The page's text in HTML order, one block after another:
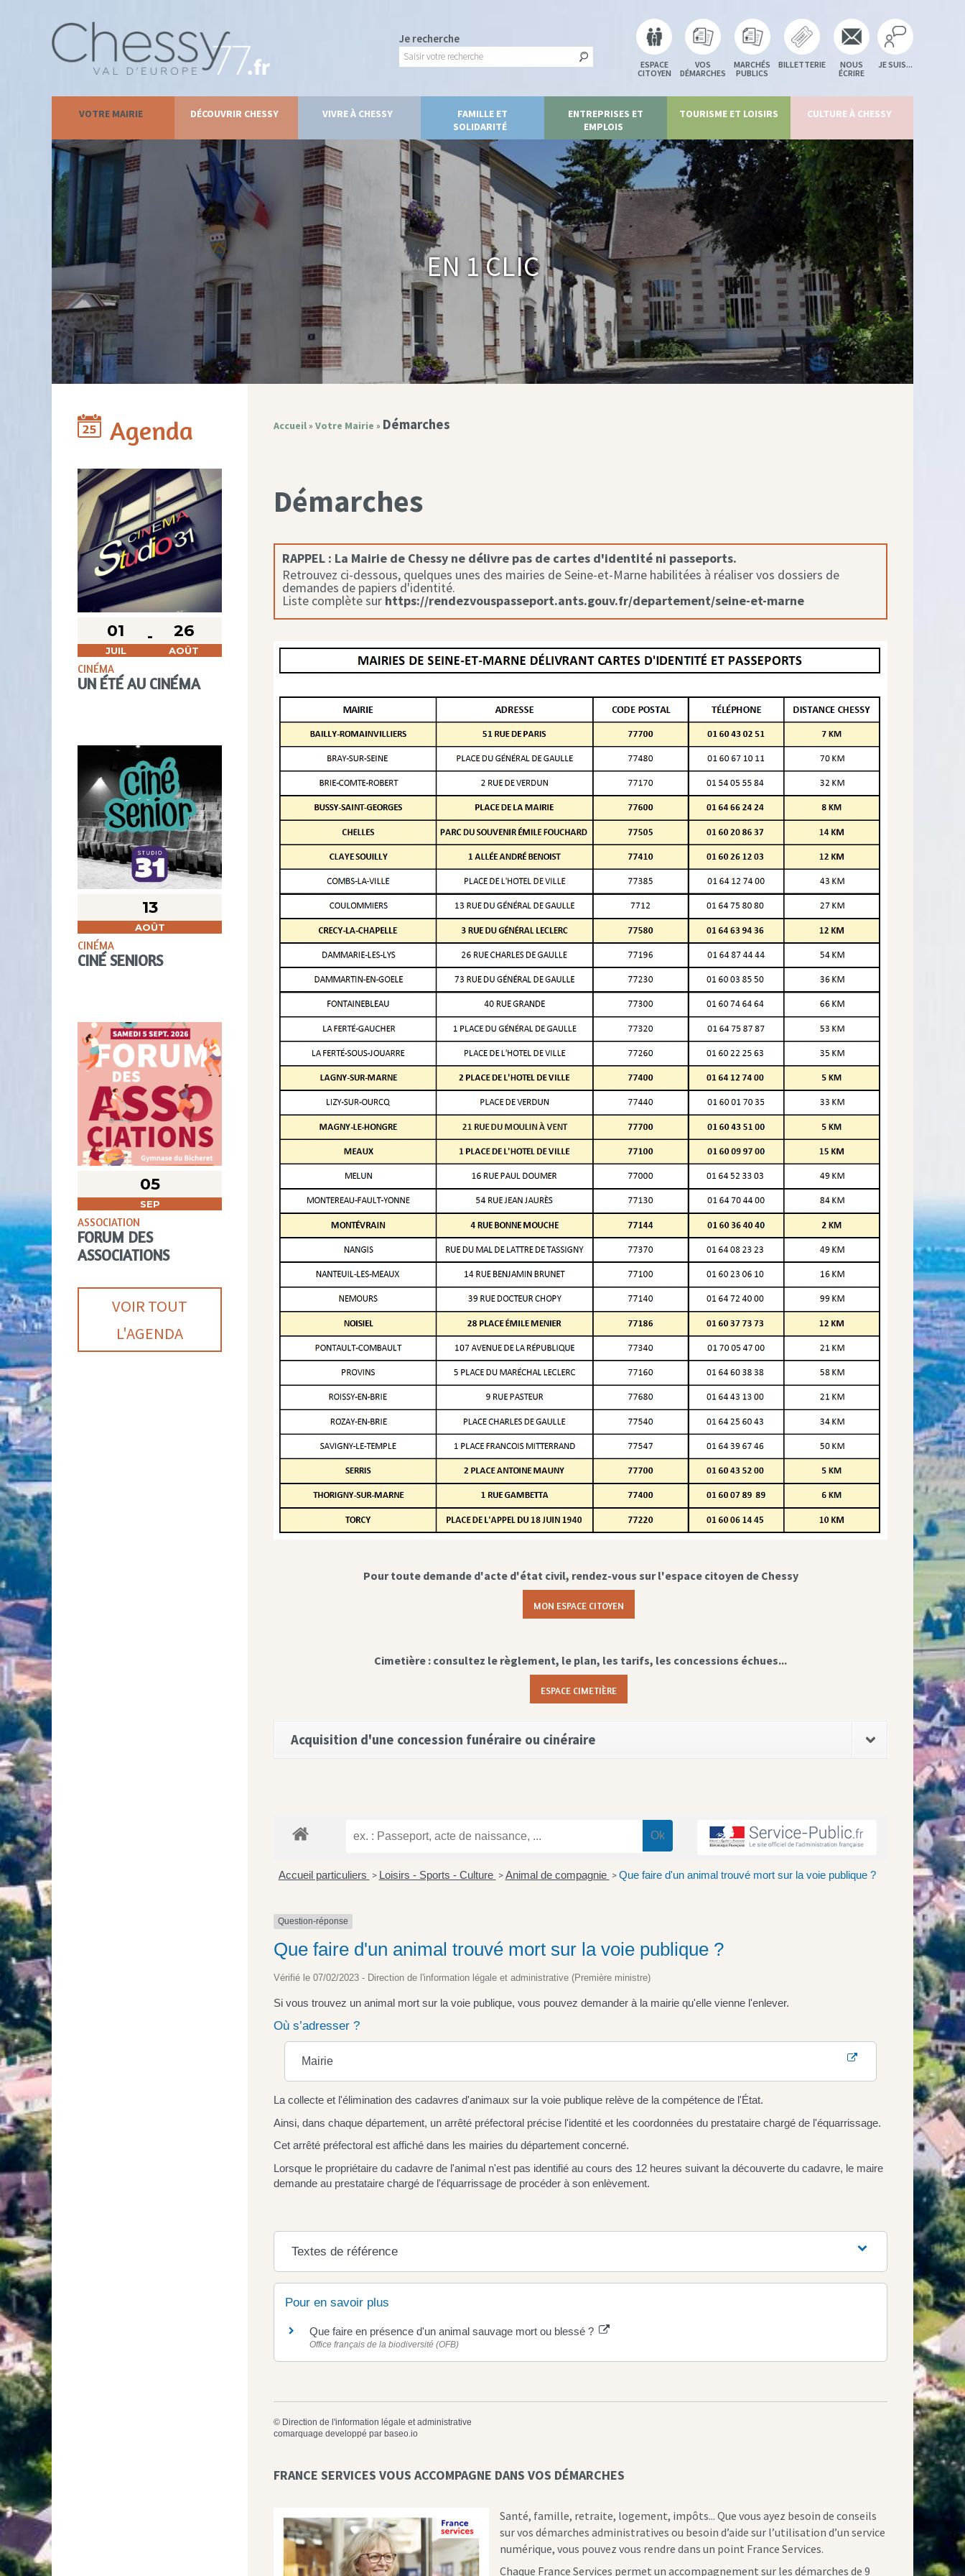
Je recherche
ESPACE
CITOYEN
VOS
DÉMARCHES
MARCHÉS
PUBLICS
BILLETTERIE
NOUS
ÉCRIRE
JE SUIS...
VOTRE MAIRIE DÉCOUVRIR CHESSY VIVRE À CHESSY
FAMILLE ET
SOLIDARITÉ
ENTREPRISES ET
EMPLOIS
TOURISME ET LOISIRS CULTURE À CHESSY
En 1 clic
Agenda
01
JUIL
26
AOÛT
CINÉMA
UN ÉTÉ AU CINÉMA
13
AOÛT
CINÉMA
CINÉ SENIORS
05
SEP
ASSOCIATION
FORUM DES
ASSOCIATIONS
VOIR TOUT
L'AGENDA
Accueil» Votre Mairie » Démarches
Démarches
RAPPEL : La Mairie de Chessy ne délivre pas de cartes d'identité ni passeports.
Retrouvez ci-dessous, quelques unes des mairies de Seine-et-Marne habilitées à réaliser vos dossiers de
demandes de papiers d'identité.
Liste complète sur https://rendezvouspasseport.ants.gouv.fr/departement/seine-et-marne
Pour toute demande d'acte d'état civil, rendez-vous sur l'espace citoyen de Chessy
MON ESPACE CITOYEN
Cimetière : consultez le règlement, le plan, les tarifs, les concessions échues...
ESPACE CIMETIÈRE
Acquisition d'une concession funéraire ou cinéraire
Accueil particuliers > Loisirs - Sports - Culture > Animal de compagnie > Que faire d'un animal trouvé mort sur la voie publique ?
Question-réponse
Que faire d'un animal trouvé mort sur la voie publique ?
Vérifié le 07/02/2023 - Direction de l'information légale et administrative (Première ministre)
Si vous trouvez un animal mort sur la voie publique, vous pouvez demander à la mairie qu'elle vienne l'enlever.
Où s’adresser ?
Mairie
La collecte et l'élimination des cadavres d'animaux sur la voie publique relève de la compétence de l'État.
Ainsi, dans chaque département, un arrêté préfectoral précise l'identité et les coordonnées du prestataire chargé de l'équarrissage.
Cet arrêté préfectoral est affiché dans les mairies du département concerné.
Lorsque le propriétaire du cadavre de l'animal n'est pas identifié au cours des 12 heures suivant la découverte du cadavre, le maire
demande au prestataire chargé de l'équarrissage de procéder à son enlèvement.
Textes de référence
Pour en savoir plus
Que faire en présence d'un animal sauvage mort ou blessé ?
Office français de la biodiversité (OFB)
© Direction de l'information légale et administrative
comarquage developpé par baseo.io
FRANCE SERVICES VOUS ACCOMPAGNE DANS VOS DÉMARCHES
Santé, famille, retraite, logement, impôts... Que vous ayez besoin de conseils
sur vos démarches administratives ou besoin d’aide sur l’utilisation d’un service
numérique, vous pouvez vous rendre dans un point France Services.
Chaque France Services permet un accompagnement sur les démarches de 9